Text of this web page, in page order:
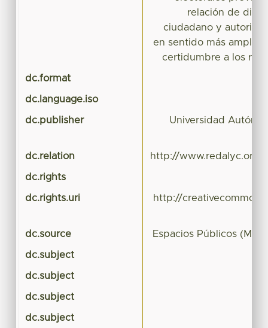
relación de
ciudadano y
en sentido más amplio,
certidumbre a los
dc.format
dc.language.iso
dc.publisher Universidad
dc.relation http://www.redalyc.org/
dc.rights
dc.rights.uri http://
dc.source Espacios Públicos
dc.subject
dc.subject
dc.subject
dc.subject